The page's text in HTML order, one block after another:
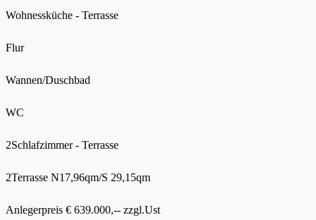
Wohnessküche - Terrasse
Flur
Wannen/Duschbad
WC
2Schlafzimmer - Terrasse
2Terrasse N17,96qm/S 29,15qm
Anlegerpreis € 639.000,-- zzgl.Ust